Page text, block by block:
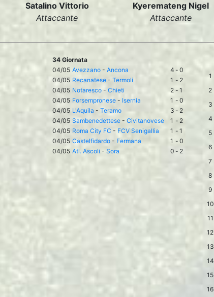
Satalino Vittorio
Attaccante
Kyeremateng Nigel
Attaccante
34 Giornata
04/05 Avezzano - Ancona 4 - 0
04/05 Recanatese - Termoli 1 - 2
04/05 Notaresco - Chieti 2 - 1
04/05 Forsempronese - Isernia 1 - 0
04/05 L'Aquila - Teramo 3 - 2
04/05 Sambenedettese - Civitanovese 1 - 2
04/05 Roma City FC - FCV Senigallia 1 - 1
04/05 Castelfidardo - Fermana 1 - 0
04/05 Atl. Ascoli - Sora 0 - 2
1
2
3
4
5
6
7
8
9
10
11
12
13
14
15
16